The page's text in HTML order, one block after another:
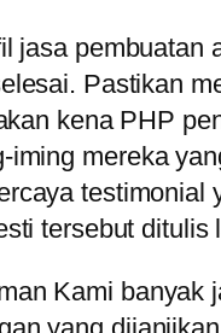
jasa pembuatan
Pastikan
kena PHP
iming mereka
testimonial
tersebut
Kami banyak